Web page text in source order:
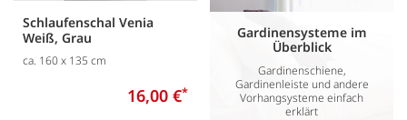
Schlaufenschal Venia
Weiß, Grau
ca. 160 x 135 cm
16,00 €*
Gardinensysteme im
Überblick
Gardinenschiene,
Gardinenleiste und andere
Vorhangsysteme einfach
erklärt